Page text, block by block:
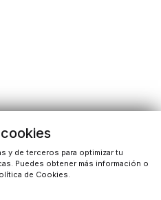
y de terceros para optimizar tu
Puedes obtener más información o
de Cookies.